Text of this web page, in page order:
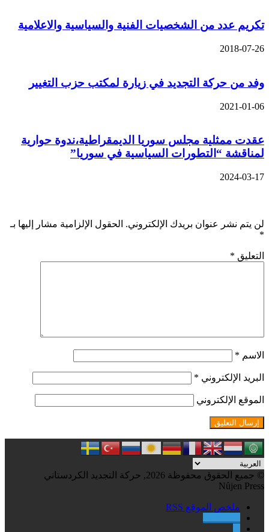
تكريم عدد من الشخصيات الفنية والسياسية والاعلامية
2018-07-26
وفد من حركة التجديد في زيارة لمكتب حزب التغيير
2021-01-06
عقدت ممثلية مجلس سوريا الديمقراطية،ندوة حوارية
لمناقشة “التطورات السياسية في سوريا”
2024-03-17
لن يتم نشر عنوان بريدك الإلكتروني. الحقول الإلزامية مشار إليها بـ
*
التعليق *
الاسم *
البريد الإلكتروني *
الموقع الإلكتروني
© جميع الحقوق محفوظة 2026, حركة التجديد الكردستاني
Nûjen Press
ملخص الموقع RSS